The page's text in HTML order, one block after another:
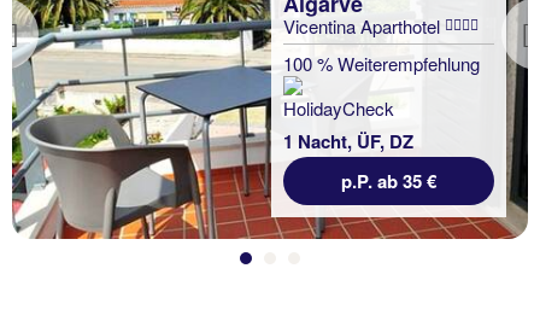
Previous
Vicentina Aparthotel
100 % Weiterempfehlung
1 Nacht, ÜF, DZ
p.P. ab 35 €